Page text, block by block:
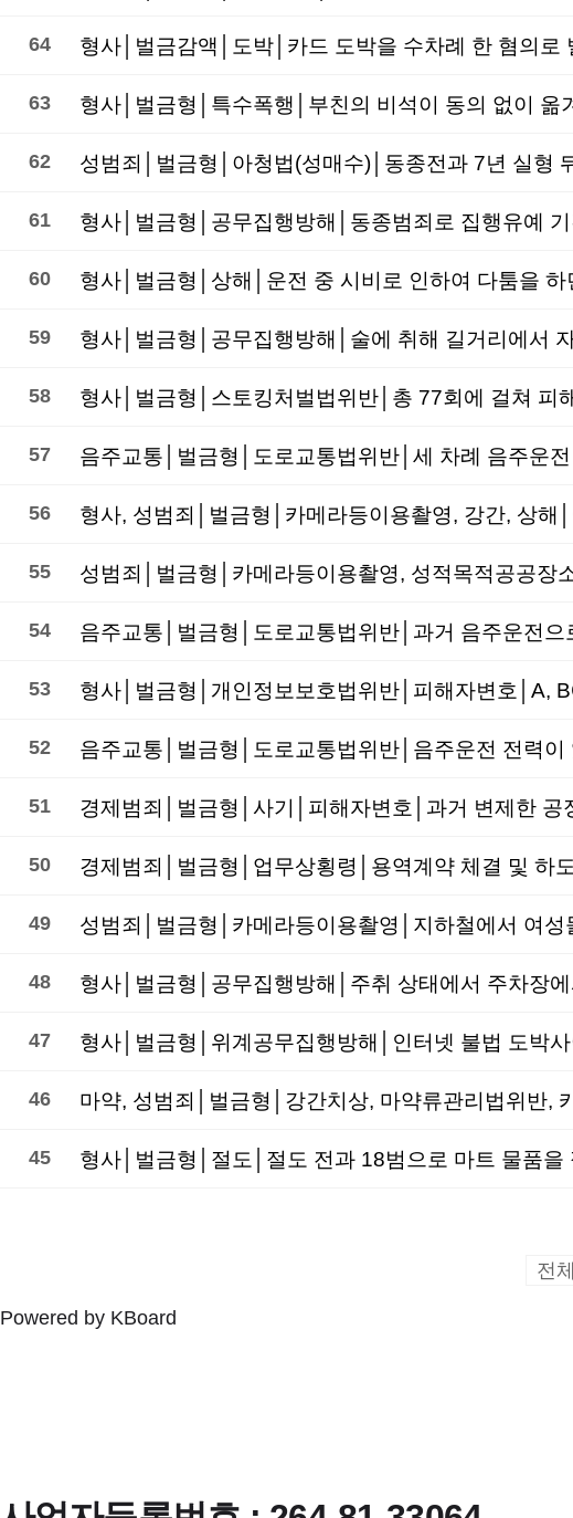
64 형사│벌금감액│도박│카드 도박을 수차례 한 혐의
63 형사│벌금형│특수폭행│부친의 비석이 동의 없이 옮
62
61 형사│벌금형│공무집행방해│동종범죄로 집행유예
60 형사│벌금형│상해│운전 중 시비로 인하여 다툼을
59 형사│벌금형│공무집행방해│술에 취해 길거리에서
58
57 음주교통│벌금형│도로교통법위반│세 차례 음주운
56 형사, 성범죄│벌금형│카메라등이용촬영, 강간, 상해
55 성범죄│벌금형│카메라등이용촬영, 성적목적공공장
54
53 형사│벌금형│개인정보보호법위반│피해자변호│A,
52 음주교통│벌금형│도로교통법위반│음주운전 전력
51 경제범죄│벌금형│사기│피해자변호│과거 변제한 공
50 경제범죄│벌금형│업무상횡령│용역계약 체결 및 하
49
48 형사│벌금형│공무집행방해│주취 상태에서 주차장
47
46 마약, 성범죄│벌금형│강간치상, 마약류관리법위반,
45 형사│벌금형│절도│절도 전과 18범으로 마트 물품을
Powered by KBoard